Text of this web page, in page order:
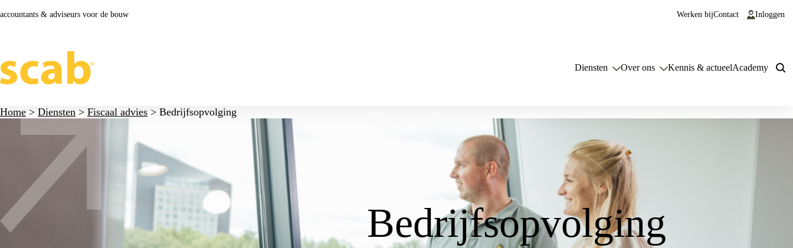
accountants & adviseurs voor de bouw Werken bijContact Inloggen
Diensten Over ons Kennis & actueelAcademy
Home > Diensten > Fiscaal advies > Bedrijfsopvolging
Bedrijfsopvolging